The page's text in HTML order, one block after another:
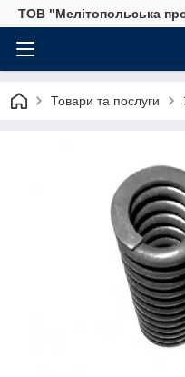
ТОВ "Мелітопольська
Товари та послуги